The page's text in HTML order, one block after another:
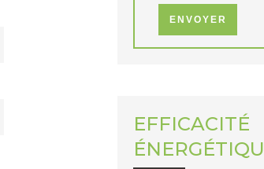
ENVOYER
EFFICACITÉ